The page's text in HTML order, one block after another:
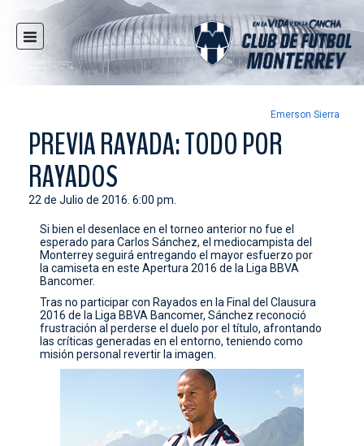
INICIO
NOTICIAS
MULTIMEDIA
RAYADOS
RAYADAS
FUERZAS BÁSICAS
RESPONSABILIDAD SOCIAL
TAQUILLA
TIENDA
ESTADIO
PRENSA
Emerson Sierra
PREVIA RAYADA: TODO POR
RAYADOS
22 de Julio de 2016. 6:00 pm.
Si bien el desenlace en el torneo anterior no fue el
esperado para Carlos Sánchez, el mediocampista del
Monterrey seguirá entregando el mayor esfuerzo por
la camiseta en este Apertura 2016 de la Liga BBVA
Bancomer.
Tras no participar con Rayados en la Final del Clausura
2016 de la Liga BBVA Bancomer, Sánchez reconoció
frustración al perderse el duelo por el título, afrontando
las críticas generadas en el entorno, teniendo como
misión personal revertir la imagen.